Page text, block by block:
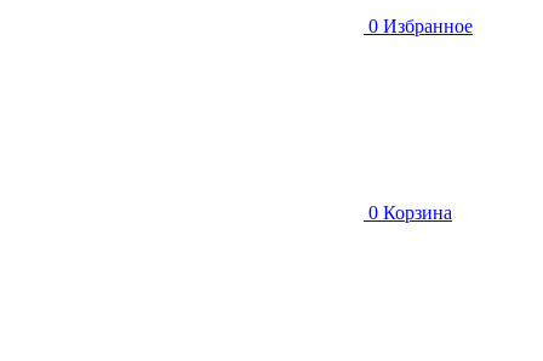
0 Избранное
0 Корзина